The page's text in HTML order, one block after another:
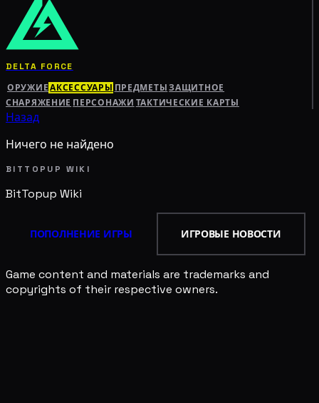
DELTA FORCE
ОРУЖИЕ АКСЕССУАРЫ ПРЕДМЕТЫ ЗАЩИТНОЕ
СНАРЯЖЕНИЕ ПЕРСОНАЖИ ТАКТИЧЕСКИЕ КАРТЫ
Назад
Ничего не найдено
BITTOPUP WIKI
BitTopup Wiki
ПОПОЛНЕНИЕ ИГРЫ ИГРОВЫЕ НОВОСТИ
Game content and materials are trademarks and
copyrights of their respective owners.